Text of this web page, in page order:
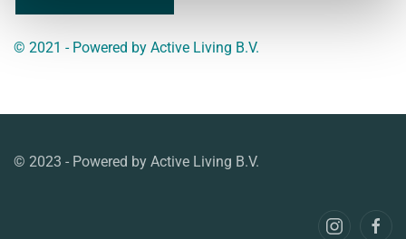
© 2021 - Powered by Active Living B.V.
© 2023 - Powered by Active Living B.V.